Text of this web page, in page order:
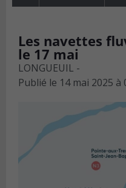
Les navettes
le 17 mai
LONGUEUIL -
Publié le 14 mai 2025 à